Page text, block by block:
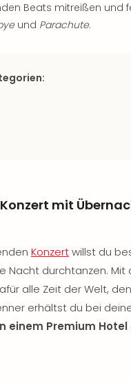
Beats mitreißen und
und Parachute.
mit
Konzertwillst du
Nacht durchtanzen. Mit
alle Zeit der Welt,
erhältst du bei
einem Premium Hotel